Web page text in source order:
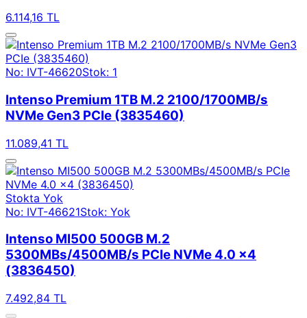
6.114,16 TL
No: IVT-46620Stok: 1
Intenso Premium 1TB M.2 2100/1700MB/s
NVMe Gen3 PCIe (3835460)
11.089,41 TL
Stokta Yok
No: IVT-46621Stok: Yok
Intenso MI500 500GB M.2
5300MBs/4500MB/s PCIe NVMe 4.0 x4
(3836450)
7.492,84 TL